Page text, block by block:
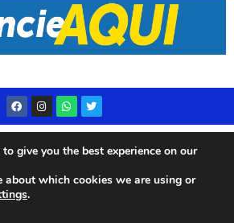
– Todos os direitos reservados
give you the best experience on our
about which cookies we are using or
.